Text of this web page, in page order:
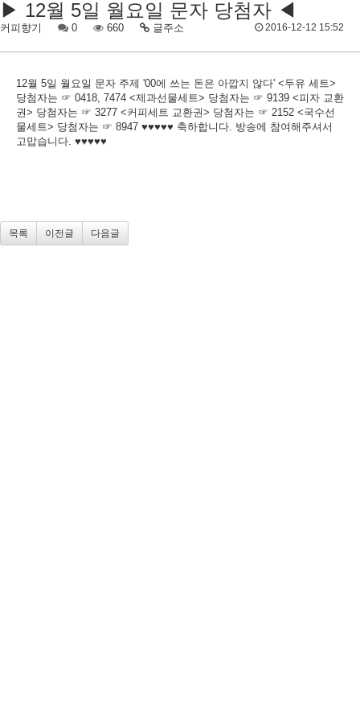
▶ 12월 5일 월요일 문자 당첨자 ◀
커피향기 0 660 글주소 2016-12-12 15:52
12월 5일 월요일 문자 주제 '00에 쓰는 돈은 아깝지 않다' <두유 세트>
당첨자는 ☞ 0418, 7474 <제과선물세트> 당첨자는 ☞ 9139 <피자 교환
권> 당첨자는 ☞ 3277 <커피세트 교환권> 당첨자는 ☞ 2152 <국수선
물세트> 당첨자는 ☞ 8947 ♥♥♥♥♥ 축하합니다. 방송에 참여해주셔서
고맙습니다. ♥♥♥♥♥
목록 이전글 다음글